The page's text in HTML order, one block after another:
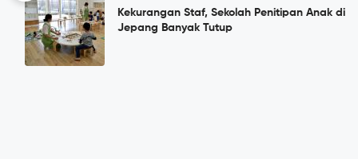
Kekurangan Staf, Sekolah Penitipan Anak di
Jepang Banyak Tutup